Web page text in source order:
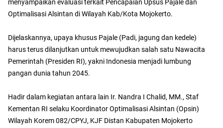
menyampaikan evaluasi terkait Pencapaian Upsus Pajale dan
Optimalisasi Alsintan di Wilayah Kab/Kota Mojokerto.
Dijelaskannya, upaya khusus Pajale (Padi, jagung dan kedele)
harus terus dilanjutkan untuk mewujudkan salah satu Nawacita
Pemerintah (Presiden RI), yakni Indonesia menjadi lumbung
pangan dunia tahun 2045.
Hadir dalam kegiatan antara lain Ir. Nandra I Chalid, MM., Staf
Kementan RI selaku Koordinator Optimalisasi Alsintan (Opsin)
Wilayah Korem 082/CPYJ, KJF Distan Kabupaten Mojokerto